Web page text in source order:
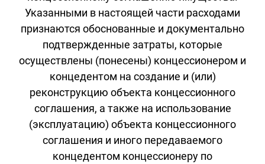
Указанными в настоящей части расходами
признаются обоснованные и документально
подтвержденные затраты, которые
осуществлены (понесены) концессионером и
концедентом на создание и (или)
реконструкцию объекта концессионного
соглашения, а также на использование
(эксплуатацию) объекта концессионного
соглашения и иного передаваемого
концедентом концессионеру по